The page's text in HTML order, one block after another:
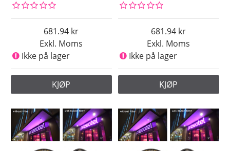
Exkl. Moms
681.94
Ikke på lager
KJØP
Exkl. Moms
681.94
Ikke på lager
KJØP